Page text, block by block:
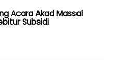
Acara Akad Massal
Subsidi